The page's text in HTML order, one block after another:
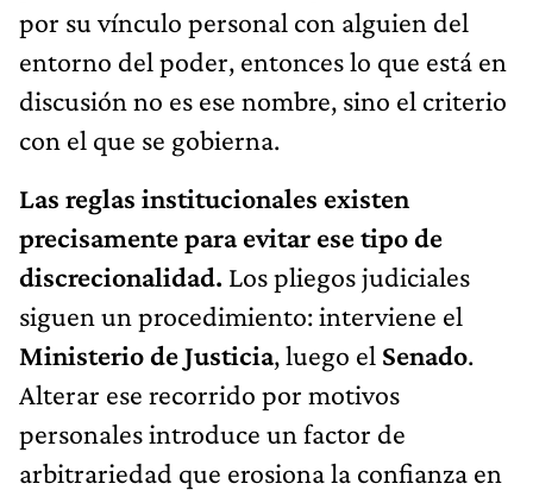
por su vínculo personal con alguien del
entorno del poder, entonces lo que está en
discusión no es ese nombre, sino el criterio
con el que se gobierna.
Las reglas institucionales existen
precisamente para evitar ese tipo de
discrecionalidad. Los pliegos judiciales
siguen un procedimiento: interviene el
Ministerio de Justicia, luego el Senado.
Alterar ese recorrido por motivos
personales introduce un factor de
arbitrariedad que erosiona la confianza en